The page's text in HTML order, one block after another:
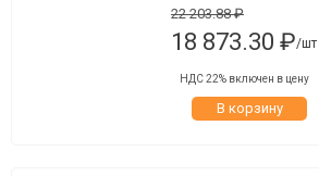
22 203.88 ₽
18 873.30 ₽/шт
НДС 22% включен в цену
В корзину